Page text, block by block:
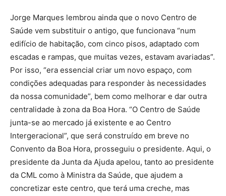
Jorge Marques lembrou ainda que o novo Centro de
Saúde vem substituir o antigo, que funcionava “num
edifício de habitação, com cinco pisos, adaptado com
escadas e rampas, que muitas vezes, estavam avariadas”.
Por isso, “era essencial criar um novo espaço, com
condições adequadas para responder às necessidades
da nossa comunidade”, bem como melhorar e dar outra
centralidade à zona da Boa Hora. “O Centro de Saúde
junta-se ao mercado já existente e ao Centro
Intergeracional”, que será construído em breve no
Convento da Boa Hora, prosseguiu o presidente. Aqui, o
presidente da Junta da Ajuda apelou, tanto ao presidente
da CML como à Ministra da Saúde, que ajudem a
concretizar este centro, que terá uma creche, mas